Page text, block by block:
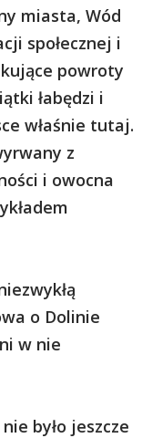
miasta, Wód
społecznej i
powroty
łabędzi i
właśnie tutaj.
z
i owocna
o Dolinie
w nie
było jeszcze